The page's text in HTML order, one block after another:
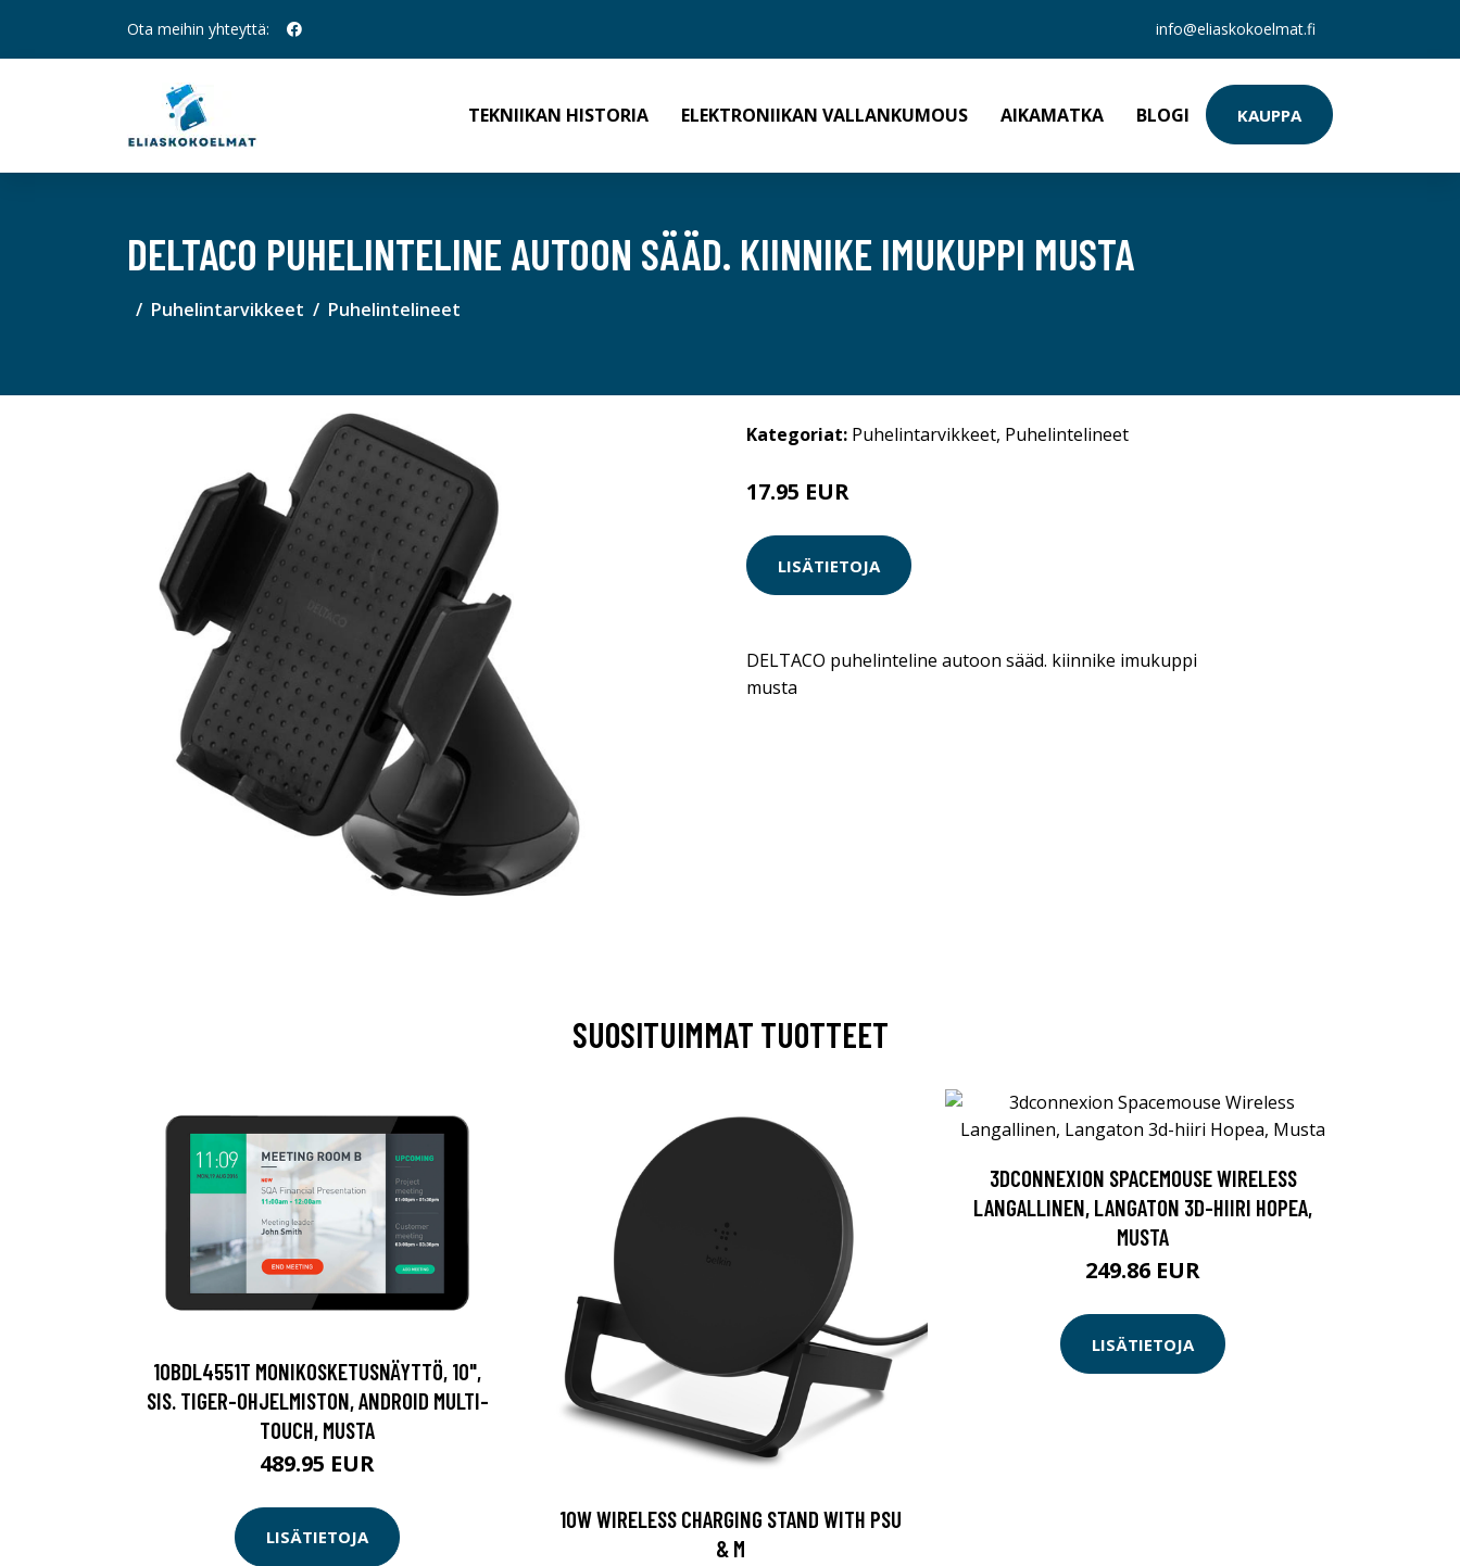
Ota meihin yhteyttä: info@eliaskokoelmat.fi
TEKNIIKAN HISTORIA ELEKTRONIIKAN VALLANKUMOUS AIKAMATKA BLOGI KAUPPA
DELTACO PUHELINTELINE AUTOON SÄÄD. KIINNIKE IMUKUPPI MUSTA
Puhelintarvikkeet Puhelintelineet
Kategoriat: Puhelintarvikkeet, Puhelintelineet
17.95 EUR
LISÄTIETOJA
DELTACO puhelinteline autoon sääd. kiinnike imukuppi
musta
SUOSITUIMMAT TUOTTEET
10BDL4551T MONIKOSKETUSNÄYTTÖ, 10",
SIS. TIGER-OHJELMISTON, ANDROID MULTI-
TOUCH, MUSTA
489.95 EUR
LISÄTIETOJA
10W WIRELESS CHARGING STAND WITH PSU
& M
3DCONNEXION SPACEMOUSE WIRELESS
LANGALLINEN, LANGATON 3D-HIIRI HOPEA,
MUSTA
249.86 EUR
LISÄTIETOJA